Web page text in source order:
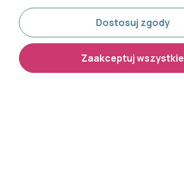
Otrzymaliśmy
odznakę od naszych
klientów:
Dostosuj zgody
Zaakceptuj wszystkie